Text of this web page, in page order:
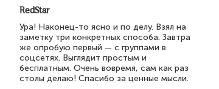
RedStar
Ура! Наконец-то ясно и по делу. Взял на
заметку три конкретных способа. Завтра
же опробую первый — с группами в
соцсетях. Выглядит простым и
бесплатным. Очень вовремя, сам как раз
столы делаю! Спасибо за ценные мысли.